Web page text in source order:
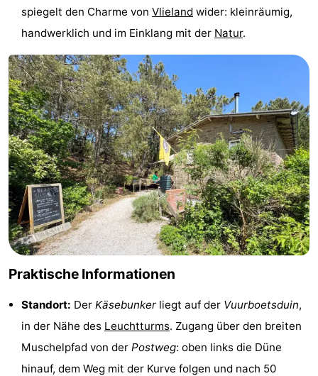
Adressen
Region
-
Leeuwarden
Watteninseln
-
Schiermonnikoog
-
Ameland
-
Terschelling
-
Texel
Wetter
Kontakt
spiegelt den Charme von Vlieland wider: kleinräumig,
handwerklich und im Einklang mit der Natur.
Praktische Informationen
Standort: Der Käsebunker liegt auf der Vuurboetsduin,
in der Nähe des Leuchtturms. Zugang über den breiten
Muschelpfad von der Postweg: oben links die Düne
hinauf, dem Weg mit der Kurve folgen und nach 50